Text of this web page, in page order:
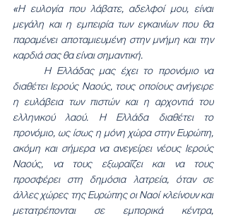
«Η ευλογία που λάβατε, αδελφοί μου, είναι
μεγάλη και η εμπειρία των εγκαινίων που θα
παραμένει αποταμιευμένη στην μνήμη και την
καρδιά σας θα είναι σημαντική.
διαθέτει Ιερούς Ναούς, τους οποίους ανήγειρε
η ευλάβεια των πιστών και η αρχοντιά του
ελληνικού λαού. Η Ελλάδα διαθέτει το
προνόμιο, ως ίσως η μόνη χώρα στην Ευρώπη,
ακόμη και σήμερα να ανεγείρει νέους Ιερούς
Ναούς, να τους εξωραΐζει και να τους
προσφέρει στη δημόσια λατρεία, όταν σε
άλλες χώρες της Ευρώπης οι Ναοί κλείνουν και
μετατρέπονται σε εμπορικά κέντρα,